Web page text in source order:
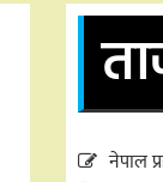
नेपाल